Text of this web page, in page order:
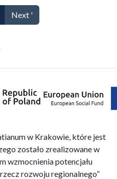
Next '
w Krakowie, które jest
zostało zrealizowane w
wzmocnienia potencjału
rozwoju regionalnego”